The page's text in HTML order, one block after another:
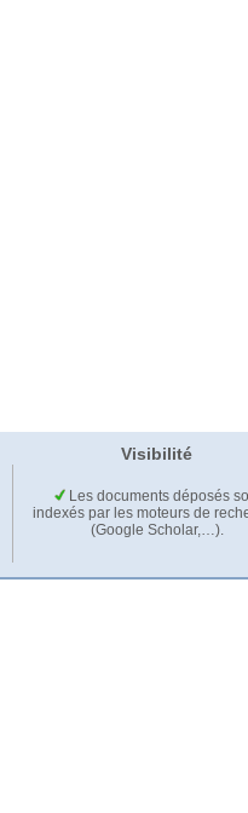
Visibilité
Les documents déposés
indexés par les moteurs de
(Google Scholar,…).